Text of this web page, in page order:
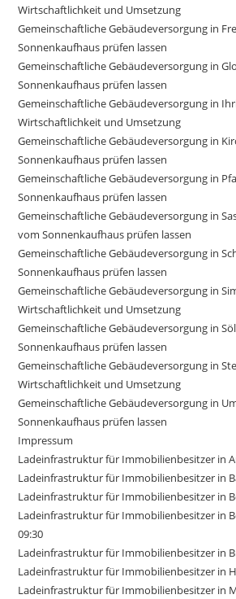
Wirtschaftlichkeit und Umsetzung
Gemeinschaftliche Gebäudeversorgung in
Sonnenkaufhaus prüfen lassen
Gemeinschaftliche Gebäudeversorgung in
Sonnenkaufhaus prüfen lassen
Gemeinschaftliche Gebäudeversorgung in
Wirtschaftlichkeit und Umsetzung
Gemeinschaftliche Gebäudeversorgung in
Sonnenkaufhaus prüfen lassen
Gemeinschaftliche Gebäudeversorgung in
Sonnenkaufhaus prüfen lassen
Gemeinschaftliche Gebäudeversorgung in
vom Sonnenkaufhaus prüfen lassen
Gemeinschaftliche Gebäudeversorgung in
Sonnenkaufhaus prüfen lassen
Gemeinschaftliche Gebäudeversorgung in
Wirtschaftlichkeit und Umsetzung
Gemeinschaftliche Gebäudeversorgung in
Sonnenkaufhaus prüfen lassen
Gemeinschaftliche Gebäudeversorgung in
Wirtschaftlichkeit und Umsetzung
Gemeinschaftliche Gebäudeversorgung in
Sonnenkaufhaus prüfen lassen
Impressum
Ladeinfrastruktur für Immobilienbesitzer in
Ladeinfrastruktur für Immobilienbesitzer in
Ladeinfrastruktur für Immobilienbesitzer in
Ladeinfrastruktur für Immobilienbesitzer in
09:30
Ladeinfrastruktur für Immobilienbesitzer in
Ladeinfrastruktur für Immobilienbesitzer in
Ladeinfrastruktur für Immobilienbesitzer in